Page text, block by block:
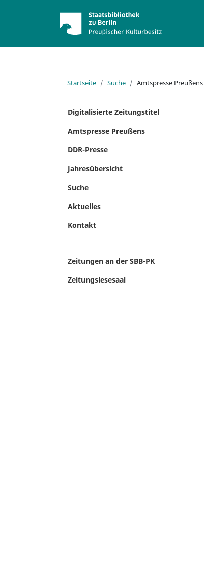
Startseite Suche Amtspresse Preußens
Digitalisierte Zeitungstitel
Amtspresse Preußens
DDR-Presse
Jahresübersicht
Suche
Aktuelles
Kontakt
Zeitungen an der SBB-PK
Zeitungslesesaal